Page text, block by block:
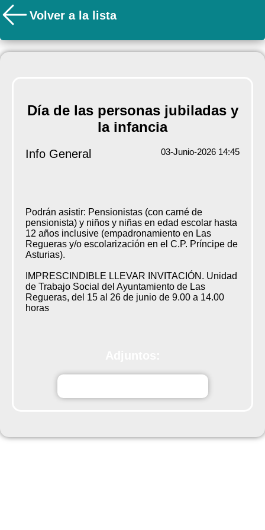
Volver a la lista
Día de las personas jubiladas y
la infancia
Info General 03-Junio-2026 14:45
Podrán asistir: Pensionistas (con carné de
pensionista) y niños y niñas en edad escolar hasta
12 años inclusive (empadronamiento en Las
Regueras y/o escolarización en el C.P. Príncipe de
Asturias).
IMPRESCINDIBLE LLEVAR INVITACIÓN. Unidad
de Trabajo Social del Ayuntamiento de Las
Regueras, del 15 al 26 de junio de 9.00 a 14.00
horas